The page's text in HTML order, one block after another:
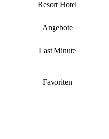
Resort Hotel
Angebote
Last Minute
Favoriten